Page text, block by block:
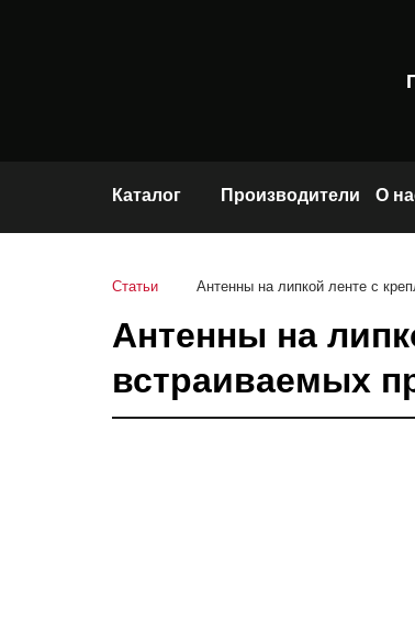
Каталог
Электромеханика
Элементы и источники питания
Производители О
Цифровое здание
Сельское хозяйство
Статьи Антенны на липкой ленте с
Антенны на
встраиваемых